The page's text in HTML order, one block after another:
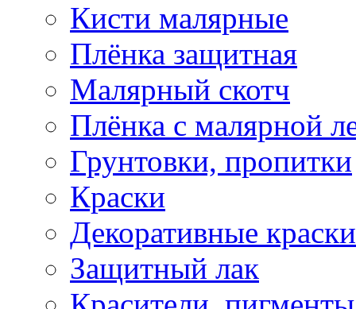
Кисти малярные
Плёнка защитная
Малярный скотч
Плёнка с малярной
Грунтовки, пропитки
Краски
Декоративные краски
Защитный лак